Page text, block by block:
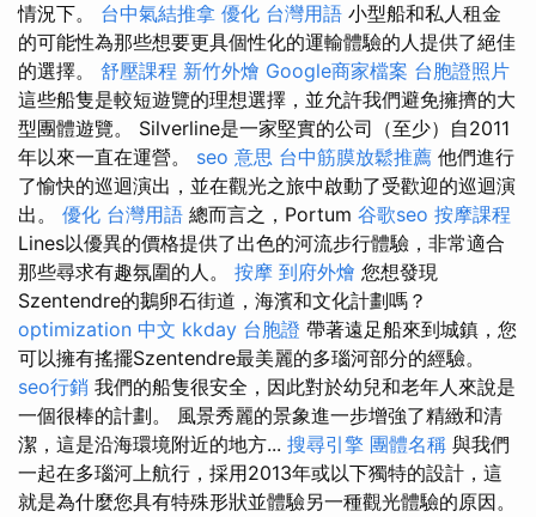
情況下。 台中氣結推拿 優化 台灣用語 小型船和私人租金
的可能性為那些想要更具個性化的運輸體驗的人提供了絕佳
的選擇。 舒壓課程 新竹外燴 Google商家檔案 台胞證照片
這些船隻是較短遊覽的理想選擇，並允許我們避免擁擠的大
型團體遊覽。 Silverline是一家堅實的公司（至少）自2011
年以來一直在運營。 seo 意思 台中筋膜放鬆推薦 他們進行
了愉快的巡迴演出，並在觀光之旅中啟動了受歡迎的巡迴演
出。 優化 台灣用語 總而言之，Portum 谷歌seo 按摩課程
Lines以優異的價格提供了出色的河流步行體驗，非常適合
那些尋求有趣氛圍的人。 按摩 到府外燴 您想發現
Szentendre的鵝卵石街道，海濱和文化計劃嗎？
optimization 中文 kkday 台胞證 帶著遠足船來到城鎮，您
可以擁有搖擺Szentendre最美麗的多瑙河部分的經驗。
seo行銷 我們的船隻很安全，因此對於幼兒和老年人來說是
一個很棒的計劃。 風景秀麗的景象進一步增強了精緻和清
潔，這是沿海環境附近的地方... 搜尋引擎 團體名稱 與我們
一起在多瑙河上航行，採用2013年或以下獨特的設計，這
就是為什麼您具有特殊形狀並體驗另一種觀光體驗的原因。